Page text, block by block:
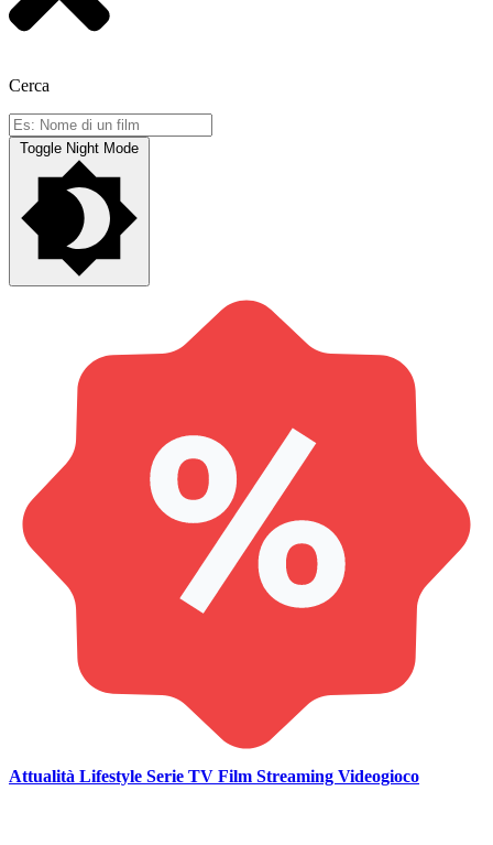
Cerca
Toggle Night Mode
Attualità Lifestyle Serie TV Film Streaming Videogioco